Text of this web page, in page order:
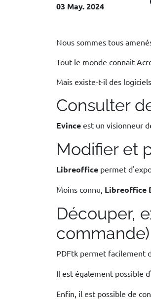
03 May. 2024
Nous sommes tous
Tout le monde connait
Mais existe-t-il des
Consulter
Evince est un visionneur
Modifier et
Libreoffice permet
Moins connu, Libreoffice
Découper,
commande)
PDFtk permet facilement
Il est également possible
Enfin, il est possible de